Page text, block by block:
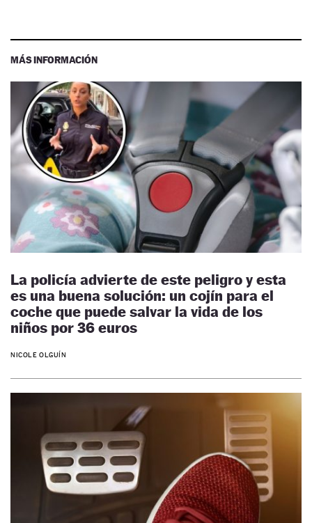
MÁS INFORMACIÓN
La policía advierte de este peligro y esta
es una buena solución: un cojín para el
coche que puede salvar la vida de los
niños por 36 euros
NICOLE OLGUÍN